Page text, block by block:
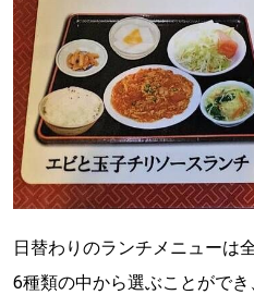
日替わりのランチメニューは
6種類の中から選ぶことができ